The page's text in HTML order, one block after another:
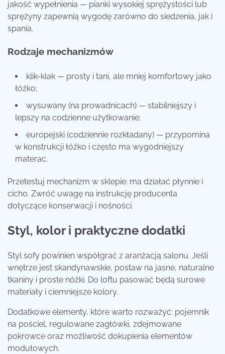
jakość wypełnienia — pianki wysokiej sprężystości lub
sprężyny zapewnią wygodę zarówno do siedzenia, jak i
spania.
Rodzaje mechanizmów
klik-klak — prosty i tani, ale mniej komfortowy jako
łóżko;
wysuwany (na prowadnicach) — stabilniejszy i
lepszy na codzienne użytkowanie;
europejski (codziennie rozkładany) — przypomina
w konstrukcji łóżko i często ma wygodniejszy
materac.
Przetestuj mechanizm w sklepie: ma działać płynnie i
cicho. Zwróć uwagę na instrukcję producenta
dotyczące konserwacji i nośności.
Styl, kolor i praktyczne dodatki
Styl sofy powinien współgrać z aranżacją salonu. Jeśli
wnętrze jest skandynawskie, postaw na jasne, naturalne
tkaniny i proste nóżki. Do loftu pasować będą surowe
materiały i ciemniejsze kolory.
Dodatkowe elementy, które warto rozważyć: pojemnik
na pościel, regulowane zagłówki, zdejmowane
pokrowce oraz możliwość dokupienia elementów
modułowych.